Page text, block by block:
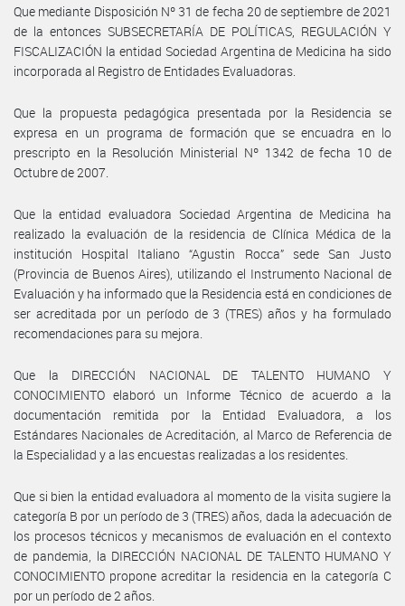
Que mediante Disposición Nº 31 de fecha 20 de septiembre de 2021
de la entonces SUBSECRETARÍA DE POLÍTICAS, REGULACIÓN Y
FISCALIZACIÓN la entidad Sociedad Argentina de Medicina ha sido
incorporada al Registro de Entidades Evaluadoras.
Que la propuesta pedagógica presentada por la Residencia se
expresa en un programa de formación que se encuadra en lo
prescripto en la Resolución Ministerial Nº 1342 de fecha 10 de
Octubre de 2007.
Que la entidad evaluadora Sociedad Argentina de Medicina ha
realizado la evaluación de la residencia de Clínica Médica de la
institución Hospital Italiano “Agustin Rocca” sede San Justo
(Provincia de Buenos Aires), utilizando el Instrumento Nacional de
Evaluación y ha informado que la Residencia está en condiciones de
ser acreditada por un período de 3 (TRES) años y ha formulado
recomendaciones para su mejora.
Que la DIRECCIÓN NACIONAL DE TALENTO HUMANO Y
CONOCIMIENTO elaboró un Informe Técnico de acuerdo a la
documentación remitida por la Entidad Evaluadora, a los
Estándares Nacionales de Acreditación, al Marco de Referencia de
la Especialidad y a las encuestas realizadas a los residentes.
Que si bien la entidad evaluadora al momento de la visita sugiere la
categoría B por un período de 3 (TRES) años, dada la adecuación de
los procesos técnicos y mecanismos de evaluación en el contexto
de pandemia, la DIRECCIÓN NACIONAL DE TALENTO HUMANO Y
CONOCIMIENTO propone acreditar la residencia en la categoría C
por un período de 2 años.